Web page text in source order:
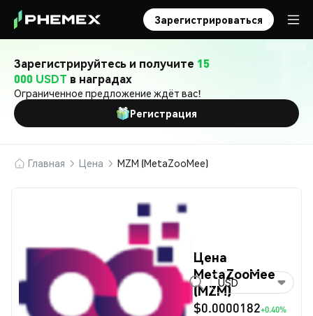
Зарегистрироваться
Зарегистрируйтесь и получите 15
000 USDT в наградах
Ограниченное предложение ждёт вас!
Регистрация
Главная Цена MZM (MetaZooMee)
Цена
MetaZooMee
(MZM)
$0.0000182+0.40%
USD